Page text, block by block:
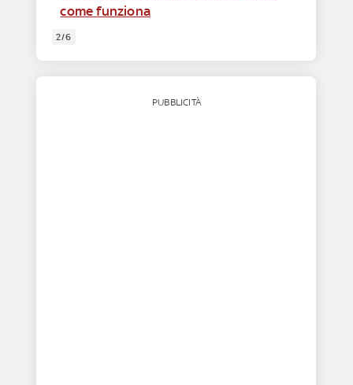
come funziona
2/6
PUBBLICITÀ